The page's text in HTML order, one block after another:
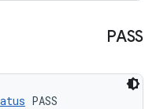
PASS
PASS